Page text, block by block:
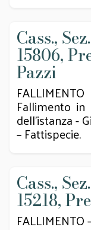
Cass.,
15806,
Pazzi
Fallimento
dell’istanza -
– Fattispecie.
Cass.,
15218,